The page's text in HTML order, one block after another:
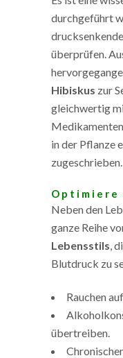
durchgeführt
überprüfen.
Hibiskus zur
gleichwertig
in der Pflanze
zugeschrieben.
Optimiere
Neben den
ganze Reihe
Lebensstils,
Blutdruck zu
Rauchen
übertreiben.